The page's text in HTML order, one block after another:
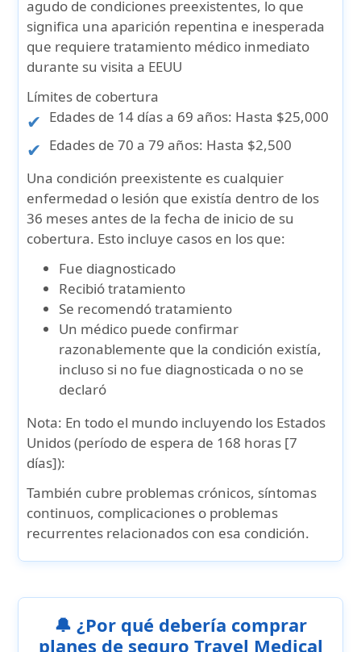
agudo de condiciones preexistentes, lo que
significa una aparición repentina e inesperada
que requiere tratamiento médico inmediato
durante su visita a EEUU
Límites de cobertura
Edades de 14 días a 69 años: Hasta $25,000
Edades de 70 a 79 años: Hasta $2,500
Una condición preexistente es cualquier
enfermedad o lesión que existía dentro de los
36 meses antes de la fecha de inicio de su
cobertura. Esto incluye casos en los que:
Fue diagnosticado
Recibió tratamiento
Se recomendó tratamiento
Un médico puede confirmar
razonablemente que la condición existía,
incluso si no fue diagnosticada o no se
declaró
Nota: En todo el mundo incluyendo los Estados
Unidos (período de espera de 168 horas [7
días]):
También cubre problemas crónicos, síntomas
continuos, complicaciones o problemas
recurrentes relacionados con esa condición.
🔔 ¿Por qué debería comprar
planes de seguro Travel Medical